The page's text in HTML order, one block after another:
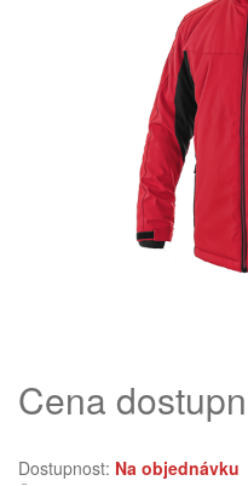
Cena
Dostupnost: Na objednávku